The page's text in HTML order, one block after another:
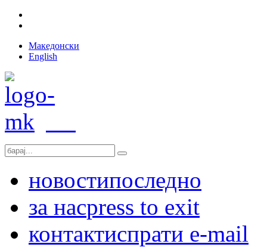
Македонски
English
новостипоследно
за насpress to exit
контактиспрати e-mail